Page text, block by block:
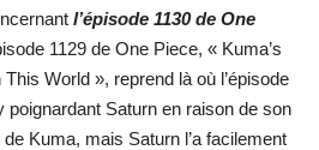
l’épisode 1130 de One
1129 de One Piece, « Kuma’s
World », reprend là où l’épisode
poignardant Saturn en raison de son
Kuma, mais Saturn l’a facilement